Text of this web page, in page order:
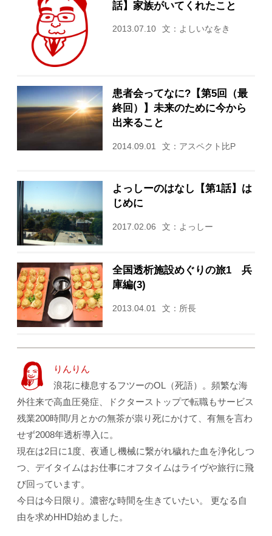
話】家族がいてくれたこと
2013.07.10 文：よしいなをき
患者会ってなに?【第5回（最
終回）】未来のために今から
出来ること
2014.09.01 文：アスペクト比P
よっしーのはなし【第1話】は
じめに
2017.02.06 文：よっしー
全国透析施設めぐりの旅1 兵
庫編(3)
2013.04.01 文：所長
りんりん
浪花に棲息するフツーのOL（死語）。頻繁な海
外往来で高血圧発症、ドクターストップで転職もサービス
残業200時間/月とかの無茶が祟り死にかけて、有無を言わ
せず2008年透析導入に。
現在は2日に1度、夜通し機械に繋がれ穢れた血を浄化しつ
つ、デイタイムはお仕事にオフタイムはライヴや旅行に飛
び回っています。
今日は今日限り。濃密な時間を生きていたい。 更なる自
由を求めHHD始めました。